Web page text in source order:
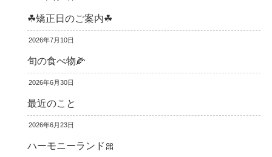
☘矯正日のご案内☘
2026年7月10日
旬の食べ物🌽
2026年6月30日
最近のこと
2026年6月23日
ハーモニーランド🎀